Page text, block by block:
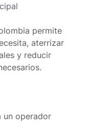
permite
aterrizar
y reducir
un operador